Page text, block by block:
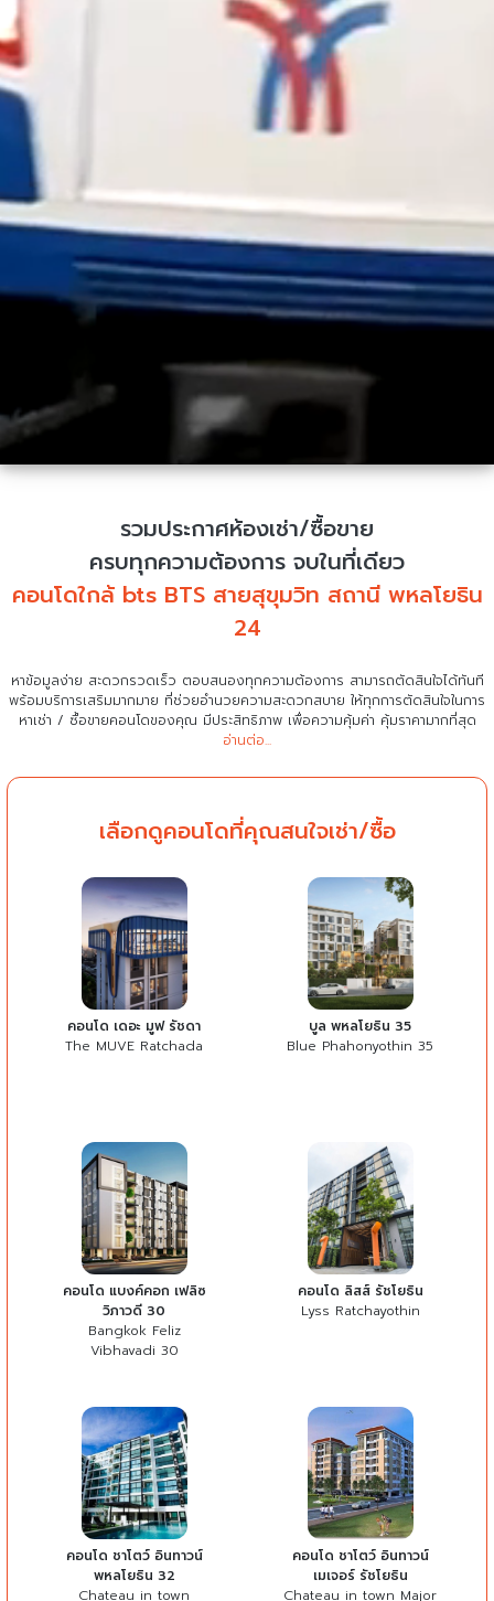
รวมประกาศห้องเช่า/ซื้อขาย
ครบทุกความต้องการ จบในที่เดียว
คอนโดใกล้ bts BTS สายสุขุมวิท สถานี พหลโยธิน
24
หาข้อมูลง่าย สะดวกรวดเร็ว ตอบสนองทุกความต้องการ สามารถตัดสินใจได้ทันที
พร้อมบริการเสริมมากมาย ที่ช่วยอำนวยความสะดวกสบาย ให้ทุกการตัดสินใจในการ
หาเช่า / ซื้อขายคอนโดของคุณ มีประสิทธิภาพ เพื่อความคุ้มค่า คุ้มราคามากที่สุด
อ่านต่อ...
เลือกดูคอนโดที่คุณสนใจเช่า/ซื้อ
คอนโด เดอะ มูฟ รัชดา
The MUVE Ratchada
บูล พหลโยธิน 35
Blue Phahonyothin 35
คอนโด แบงค์คอก เฟลิซ
วิภาวดี 30
Bangkok Feliz
Vibhavadi 30
คอนโด ลิสส์ รัชโยธิน
Lyss Ratchayothin
คอนโด ชาโตว์ อินทาวน์
พหลโยธิน 32
Chateau in town
คอนโด ชาโตว์ อินทาวน์
เมเจอร์ รัชโยธิน
Chateau in town Major